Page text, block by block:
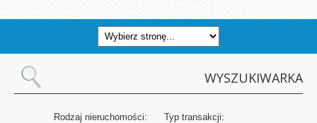
WYSZUKIWARKA
Rodzaj nieruchomości: Typ transakcji: